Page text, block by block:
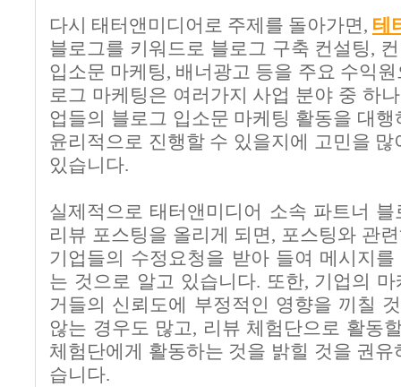
다시 태터앤미디어로 주제를 돌아가면, 테
블로그를 키워드로 블로그 구축 컨설팅,
입소문 마케팅, 배너광고 등을 주요 수익
로그 마케팅은 여러가지 사업 분야 중 하
업들의 블로그 입소문 마케팅 활동을 대행
윤리적으로 진행할 수 있을지에 고민을
있습니다.
실제적으로 태터앤미디어 소속 파트너
리뷰 포스팅을 올리게 되면, 포스팅와 관
기업들의 수정요청을 받아 들여 메시지
는 것으로 알고 있습니다. 또한, 기업의
거들의 신뢰도에 부정적인 영향을 끼칠
않는 경우도 많고, 리뷰 체험단으로 활동
체험단에게 활동하는 것을 밝힐 것을 권
습니다.